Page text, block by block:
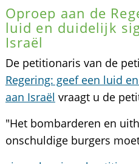
Oproep aan de
luid en duidelijk
Israël
De petitionaris van de
Regering: geef een luid
aan Israël vraagt u de
"Het bombarderen en
onschuldige burgers